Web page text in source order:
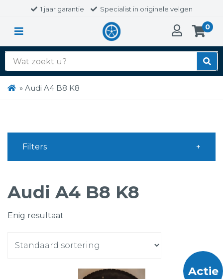
1 jaar garantie Specialist in originele velgen
0
Zoek
naar:
» Audi A4 B8 K8
Audi A4 B8 K8
Enig resultaat
Actie
Filters